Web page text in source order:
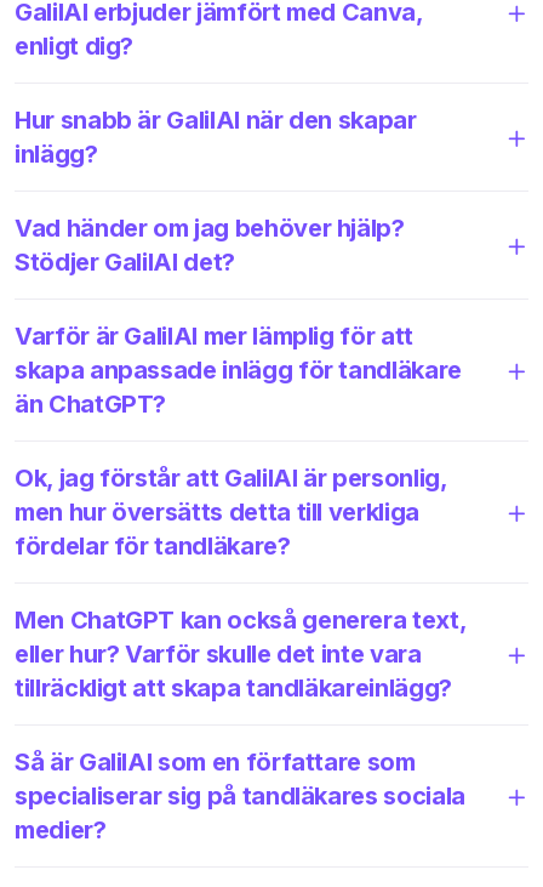
GalilAI erbjuder jämfört med Canva,
enligt dig?
Hur snabb är GalilAI när den skapar
inlägg?
Vad händer om jag behöver hjälp?
Stödjer GalilAI det?
Varför är GalilAI mer lämplig för att
skapa anpassade inlägg för tandläkare
än ChatGPT?
Ok, jag förstår att GalilAI är personlig,
men hur översätts detta till verkliga
fördelar för tandläkare?
Men ChatGPT kan också generera text,
eller hur? Varför skulle det inte vara
tillräckligt att skapa tandläkareinlägg?
Så är GalilAI som en författare som
specialiserar sig på tandläkares sociala
medier?